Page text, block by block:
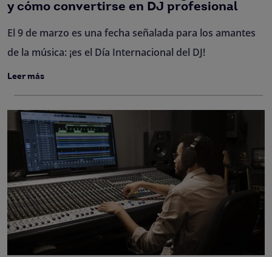
y cómo convertirse en DJ profesional
El 9 de marzo es una fecha señalada para los amantes
de la música: ¡es el Día Internacional del DJ!
Leer más